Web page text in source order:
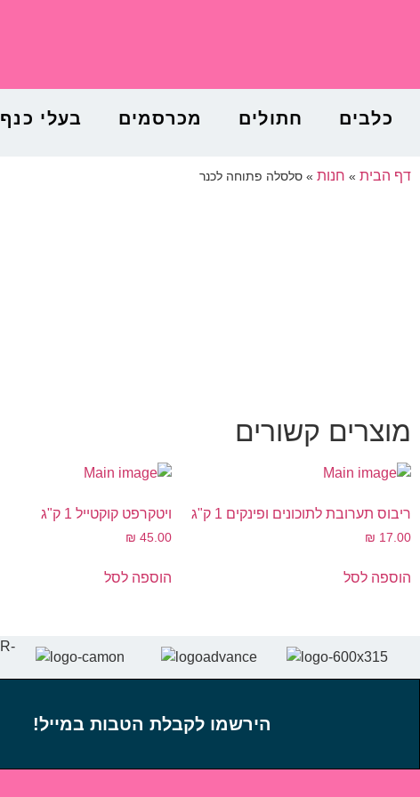
כלבים חתולים מכרסמים בעלי כנף
דף הבית » חנות » סלסלה פתוחה לכנר
מוצרים קשורים
ריבוס תערובת לתוכונים ופינקים 1 ק"ג
₪ 17.00
הוספה לסל
ויטקרפט קוקטייל 1 ק"ג
₪ 45.00
הוספה לסל
הירשמו לקבלת הטבות במייל!